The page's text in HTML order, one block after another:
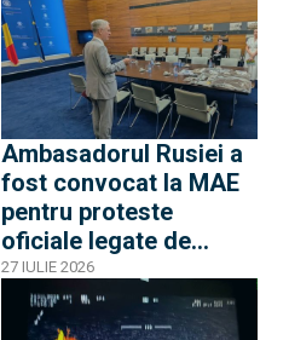
Dunării
Ambasadorul Rusiei a
fost convocat la MAE
pentru proteste
oficiale legate de
incursiunile cu drone.
Ambasadorul român la
Moscova, chemat
27 IULIE 2026